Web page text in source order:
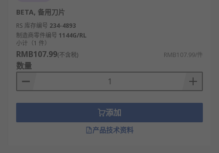
BETA, 备用刀片
RS 库存编号 234-4893
制造商零件编号 1144G/RL
小计（1 件）
RMB107.99(不含税) RMB107.99/件
数量
添加
产品技术资料